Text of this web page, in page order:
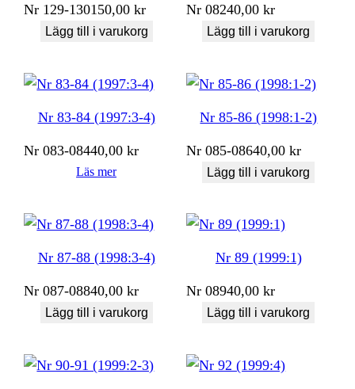
Nr 129-130150,00kr
Lägg till i varukorg
Nr 08240,00kr
Lägg till i varukorg
Nr 83-84 (1997:3-4)
Nr 083-08440,00kr
Läs mer
Nr 85-86 (1998:1-2)
Nr 085-08640,00kr
Lägg till i varukorg
Nr 87-88 (1998:3-4)
Nr 087-08840,00kr
Lägg till i varukorg
Nr 89 (1999:1)
Nr 08940,00kr
Lägg till i varukorg